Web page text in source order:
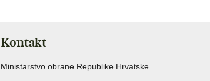
Kontakt
Ministarstvo obrane Republike Hrvatske